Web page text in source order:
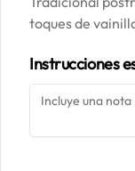
Instagram
Facebook
Mi cuenta
Iniciar sesión
toques de
Instrucciones